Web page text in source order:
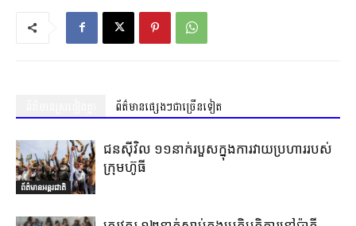
ព័ត៌មានផ្សេងៗជាច្រើនទៀត
ព័ត៌មានអន្តរជាតិ
ជនស៊ីវិល ១១នាក់របួសក្នុងការវាយប្រហាររបស់
ក្រុមហ៊ូធី